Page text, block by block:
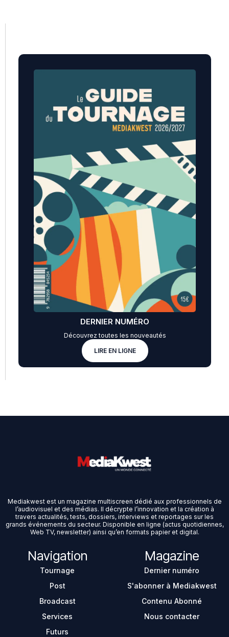
DERNIER NUMÉRO
Découvrez toutes les nouveautés
LIRE EN LIGNE
Mediakwest est un magazine multiscreen dédié aux professionnels de
l’audiovisuel et des médias. Il décrypte l’innovation et la création à
travers actualités, tests, dossiers, interviews et reportages sur les
grands événements du secteur. Disponible en ligne (actus quotidiennes,
Web TV, newsletter) ainsi qu’en formats papier et digital.
Navigation
Tournage
Post
Broadcast
Services
Futurs
Magazine
Dernier numéro
S'abonner à Mediakwest
Contenu Abonné
Nous contacter